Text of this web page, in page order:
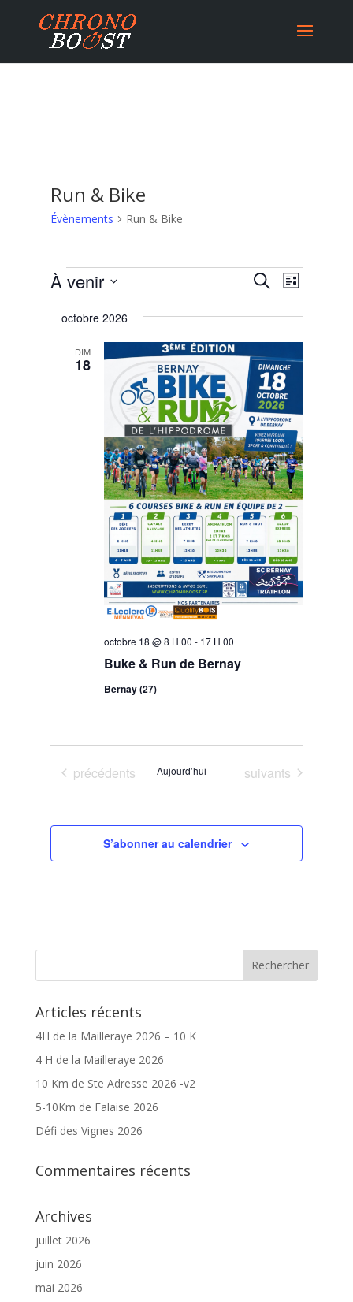
Run & Bike
Évènements Run & Bike
Évènements Recherche
navigation
de
vues
Recherche
de
vues
Liste
À venir
uneoctobre 2026
DIM
18
Buke & Run de Bernay
octobre 18 @ 8 H 00 - 17 H 00
Bernay (27)
Évènements
précédents Aujourd’hui Évènements
suivants
S’abonner au calendrier
Articles récents
4H de la Mailleraye 2026 – 10 K
4 H de la Mailleraye 2026
10 Km de Ste Adresse 2026 -v2
5-10Km de Falaise 2026
Défi des Vignes 2026
Commentaires récents
Archives
juillet 2026
juin 2026
mai 2026